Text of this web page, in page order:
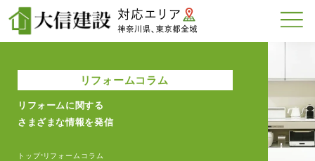
リフォームコラム
リフォームに関する
さまざまな情報を発信
トップ>リフォームコラム